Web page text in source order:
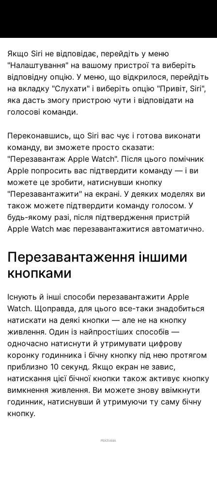
Якщо Siri не відповідає, перейдіть у меню
"Налаштування" на вашому пристрої та виберіть
відповідну опцію. У меню, що відкрилося, перейдіть
на вкладку "Слухати" і виберіть опцію "Привіт, Siri",
яка дасть змогу пристрою чути і відповідати на
голосові команди.
Переконавшись, що Siri вас чує і готова виконати
команду, ви зможете просто сказати:
"Перезавантаж Apple Watch". Після цього помічник
Apple попросить вас підтвердити команду — і ви
можете це зробити, натиснувши кнопку
"Перезавантажити" на екрані. У деяких моделях ви
також можете підтвердити команду голосом. У
будь-якому разі, після підтвердження пристрій
Apple Watch має перезавантажитися автоматично.
Перезавантаження іншими
кнопками
Існують й інші способи перезавантажити Apple
Watch. Щоправда, для цього все-таки знадобиться
натискати на деякі кнопки — але не на кнопку
живлення. Один із найпростіших способів —
одночасно натиснути й утримувати цифрову
коронку годинника і бічну кнопку під нею протягом
приблизно 10 секунд. Якщо екран не завис,
натискання цієї бічної кнопки також активує кнопку
вимкнення живлення. Ви можете знову ввімкнути
годинник, натиснувши й утримуючи ту саму бічну
кнопку.
РЕКЛАМА